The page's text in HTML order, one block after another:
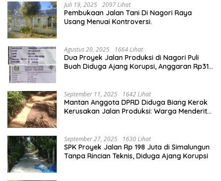
Juli 19, 2025 2097 Lihat
Pembukaan Jalan Tani Di Nagori Raya
Usang Menuai Kontroversi.
Agustus 20, 2025 1664 Lihat
Dua Proyek Jalan Produksi di Nagori Puli
Buah Diduga Ajang Korupsi, Anggaran Rp314
September 11, 2025 1642 Lihat
Mantan Anggota DPRD Diduga Biang Kerok
Kerusakan Jalan Produksi: Warga Menderita,
September 27, 2025 1630 Lihat
SPK Proyek Jalan Rp 198 Juta di Simalungun
Tanpa Rincian Teknis, Diduga Ajang Korupsi